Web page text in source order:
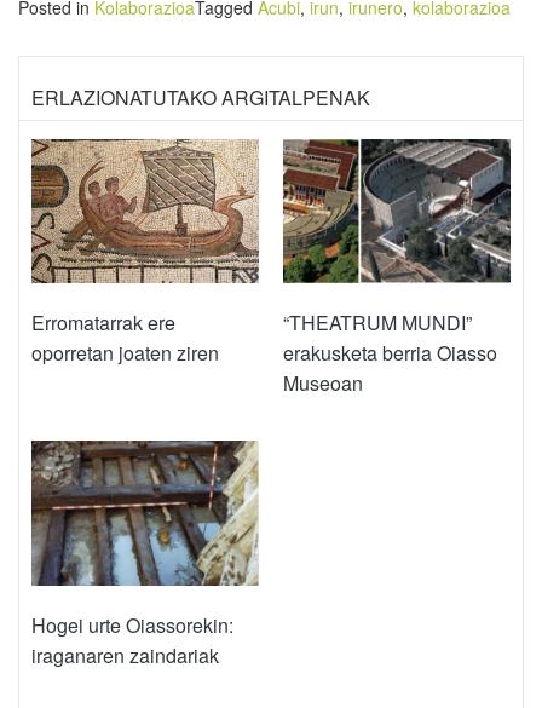
Posted in KolaborazioaTagged Acubi, irun, irunero, kolaborazioa
ERLAZIONATUTAKO ARGITALPENAK
Erromatarrak ere
oporretan joaten ziren
“THEATRUM MUNDI”
erakusketa berria Oiasso
Museoan
Hogei urte Oiassorekin:
iraganaren zaindariak